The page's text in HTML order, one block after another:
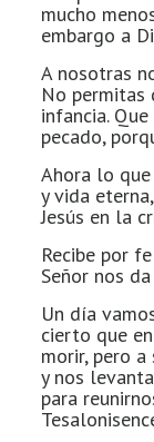
mucho
embargo a
A nosotras
No permitas
infancia.
pecado,
Ahora lo
y vida
Jesús en la
Recibe por
Señor nos
Un día
cierto que
morir, pero
y nos
para